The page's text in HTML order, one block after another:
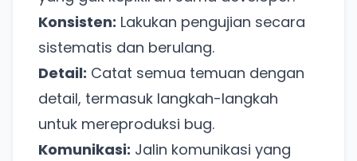
Konsisten: Lakukan pengujian secara
sistematis dan berulang.
Detail: Catat semua temuan dengan
detail, termasuk langkah-langkah
untuk mereproduksi bug.
Komunikasi: Jalin komunikasi yang
Ada Website Baru!
Khusus untuk kamu yang mau coba